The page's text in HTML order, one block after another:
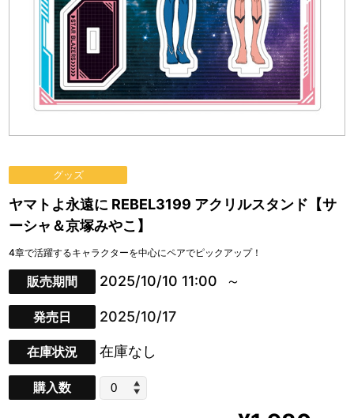
グッズ
ヤマトよ永遠に REBEL3199 アクリルスタンド【サ
ーシャ＆京塚みやこ】
4章で活躍するキャラクターを中心にペアでピックアップ！
販売期間 2025/10/10 11:00
発売日 2025/10/17
在庫状況 在庫なし
購入数